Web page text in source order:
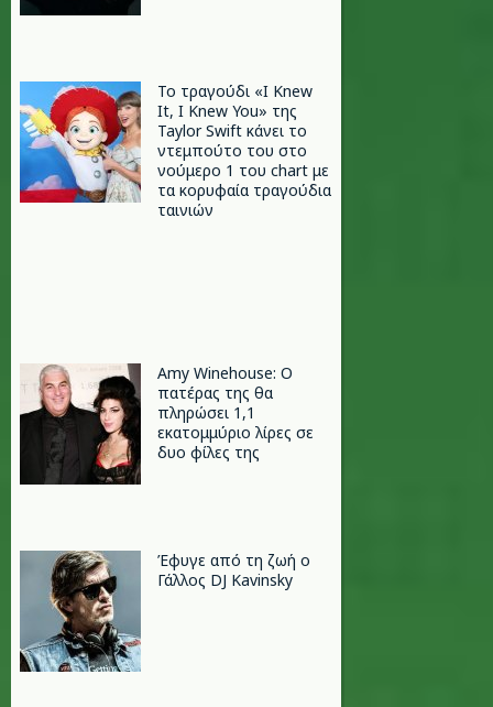
Το τραγούδι «I Knew
It, I Knew You» της
Taylor Swift κάνει το
ντεμπούτο του στο
νούμερο 1 του chart με
τα κορυφαία τραγούδια
ταινιών
Amy Winehouse: Ο
πατέρας της θα
πληρώσει 1,1
εκατομμύριο λίρες σε
δυο φίλες της
Έφυγε από τη ζωή ο
Γάλλος DJ Kavinsky